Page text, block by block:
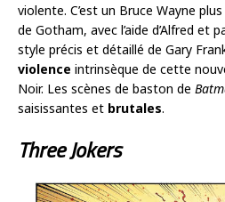
violente. C’est un Bruce Wayne
de Gotham, avec l’aide d’Alfred et
style précis et détaillé de Gary
violence intrinsèque de cette
Noir. Les scènes de baston de
saisissantes et brutales.
Three Jokers